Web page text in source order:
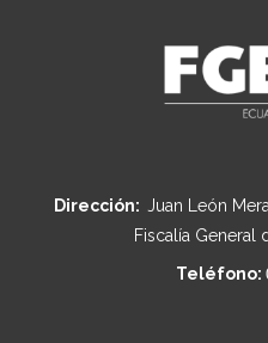
Dirección: Juan León
Fiscalía General
Teléfono: